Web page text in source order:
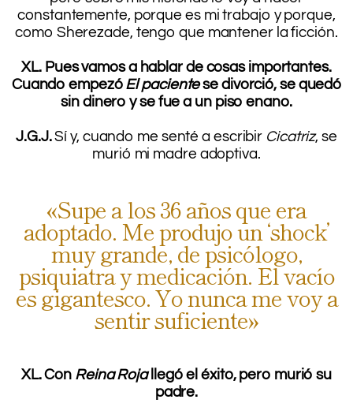
constantemente, porque es mi trabajo y porque,
como Sherezade, tengo que mantener la ficción.
XL. Pues vamos a hablar de cosas importantes.
Cuando empezóEl pacientese divorció, se quedó
sin dinero y se fue a un piso enano.
J.G.J.Sí y, cuando me senté a escribir Cicatriz, se
murió mi madre adoptiva.
«Supe a los 36 años que era
adoptado. Me produjo un ‘shock’
muy grande, de psicólogo,
psiquiatra y medicación. El vacío
es gigantesco. Yo nunca me voy a
sentir suficiente»
XL. Con Reina Rojallegó el éxito, pero murió su
padre.